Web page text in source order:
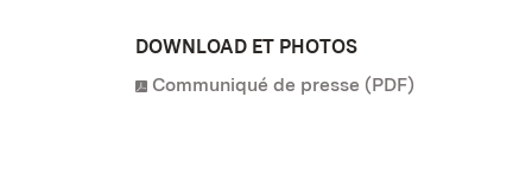
DOWNLOAD ET PHOTOS
Communiqué de presse (PDF)